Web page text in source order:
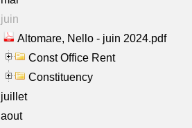
juin
Altomare, Nello - juin 2024.pdf
Const Office Rent
Constituency
juillet
aout